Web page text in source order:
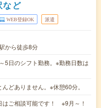
など
WEB登録OK 派遣
から徒歩8分
日のシフト勤務。※勤務日数は
どありません。※休憩60分。
ご相談可能です！ ※9月～！